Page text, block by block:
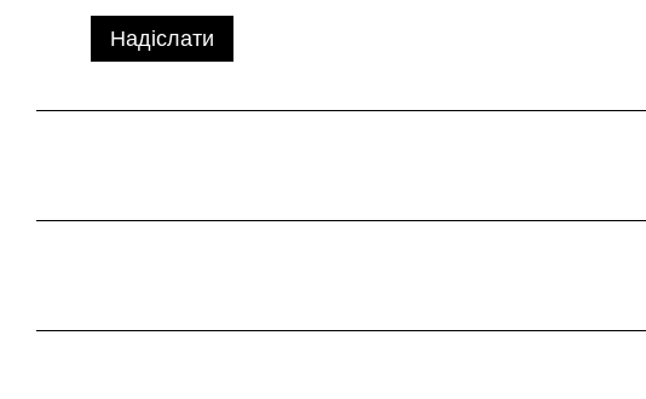
Надіслати